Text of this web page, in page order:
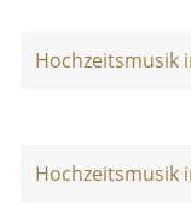
Hochzeitsmusik
Hochzeitsmusik